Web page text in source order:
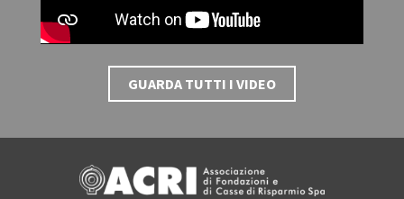
GUARDA TUTTI I VIDEO